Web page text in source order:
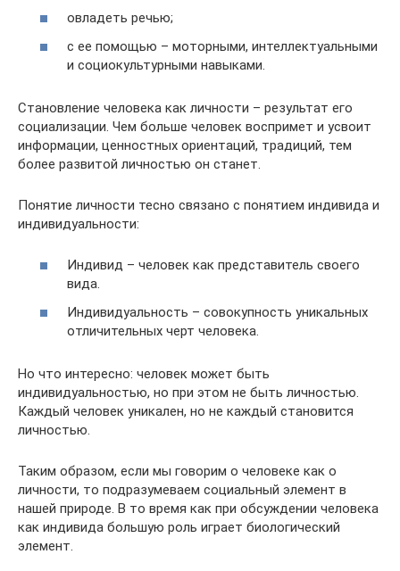
овладеть речью;
с ее помощью – моторными, интеллектуальными
и социокультурными навыками.
Становление человека как личности – результат его
социализации. Чем больше человек воспримет и усвоит
информации, ценностных ориентаций, традиций, тем
более развитой личностью он станет.
Понятие личности тесно связано с понятием индивида и
индивидуальности:
Индивид – человек как представитель своего
вида.
Индивидуальность – совокупность уникальных
отличительных черт человека.
Но что интересно: человек может быть
индивидуальностью, но при этом не быть личностью.
Каждый человек уникален, но не каждый становится
личностью.
Таким образом, если мы говорим о человеке как о
личности, то подразумеваем социальный элемент в
нашей природе. В то время как при обсуждении человека
как индивида большую роль играет биологический
элемент.